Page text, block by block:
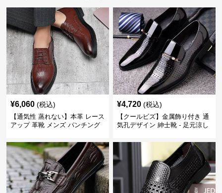
¥6,060 (税込)
【通気性 蒸れない】本革 レース
アップ 革靴 メンズ パンチング
い 営業
¥4,720 (税込)
【クールビズ】金属飾り付き 通
気孔デザイン 紳士靴 - 足元涼し